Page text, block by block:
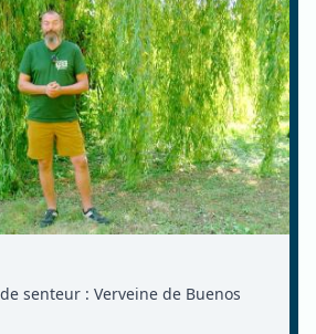
senteur : Verveine de Buenos